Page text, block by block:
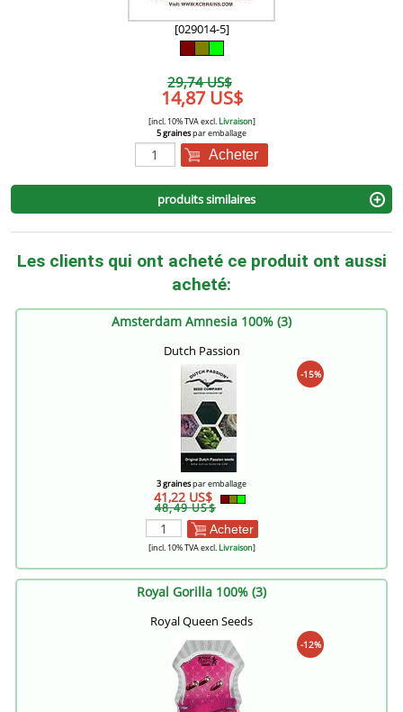
[029014-5]
29,74 US$
14,87 US$
[incl. 10% TVA excl. Livraison]
5 grainespar emballage
Acheter
produits similaires
Les clients qui ont acheté ce produit ont aussi
acheté:
Amsterdam Amnesia 100% (3)
Dutch Passion
-15%
3 grainespar emballage
41,22 US$
48,49 US$
Acheter
[incl. 10% TVA excl.Livraison]
Royal Gorilla 100% (3)
Royal Queen Seeds
-12%